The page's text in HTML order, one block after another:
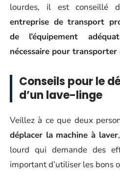
lourdes, il est conseillé
entreprise de transport
de l’équipement adéquat
nécessaire pour transporter
Conseils pour le
d’un lave-linge
Veillez à ce que deux
déplacer la machine à laver
lourd qui demande des
important d’utiliser les bons